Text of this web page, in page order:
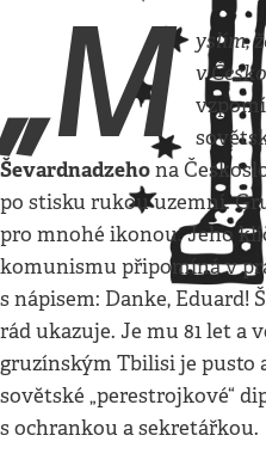
„M
yslím,
v
Ševardnadzehona
po stisku rukou uzemní.
pro mnohé ikonou. Jeho
komunismu připomíná v
s nápisem: Danke, Eduard!
rád ukazuje. Je mu 81 let a
gruzínským Tbilisi je pusto
sovětské „perestrojkové“
s ochrankou a sekretářkou.